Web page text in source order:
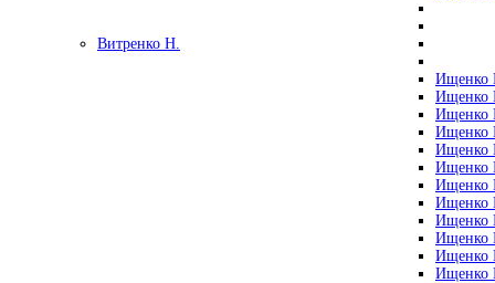
Витренко Н.
Ищенко
Ищенко
Ищенко
Ищенко
Ищенко
Ищенко
Ищенко
Ищенко
Ищенко
Ищенко
Ищенко
Ищенко